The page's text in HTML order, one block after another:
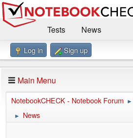
Tests
News
Benchmarks / Technik
Forum
Impressum
Log in Sign up
Main Menu
NotebookCHECK - Notebook Forum ►
► News